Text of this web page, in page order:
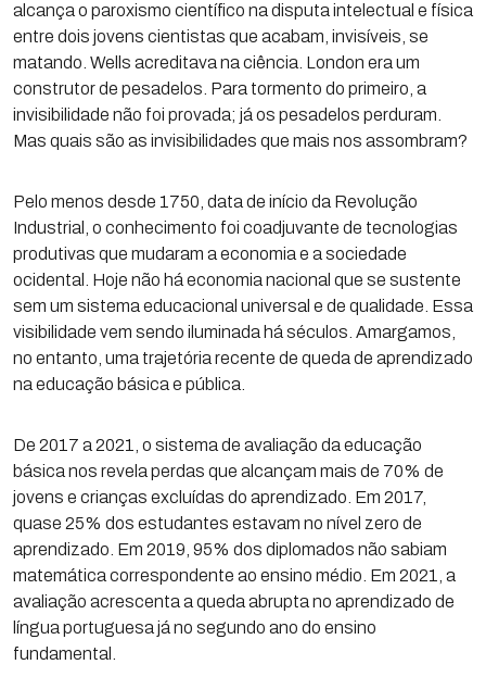
alcança o paroxismo científico na disputa intelectual e física
entre dois jovens cientistas que acabam, invisíveis, se
matando. Wells acreditava na ciência. London era um
construtor de pesadelos. Para tormento do primeiro, a
invisibilidade não foi provada; já os pesadelos perduram.
Mas quais são as invisibilidades que mais nos assombram?
Pelo menos desde 1750, data de início da Revolução
Industrial, o conhecimento foi coadjuvante de tecnologias
produtivas que mudaram a economia e a sociedade
ocidental. Hoje não há economia nacional que se sustente
sem um sistema educacional universal e de qualidade. Essa
visibilidade vem sendo iluminada há séculos. Amargamos,
no entanto, uma trajetória recente de queda de aprendizado
na educação básica e pública.
De 2017 a 2021, o sistema de avaliação da educação
básica nos revela perdas que alcançam mais de 70% de
jovens e crianças excluídas do aprendizado. Em 2017,
quase 25% dos estudantes estavam no nível zero de
aprendizado. Em 2019, 95% dos diplomados não sabiam
matemática correspondente ao ensino médio. Em 2021, a
avaliação acrescenta a queda abrupta no aprendizado de
língua portuguesa já no segundo ano do ensino
fundamental.